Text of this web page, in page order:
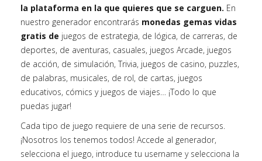
la plataforma en la que quieres que se carguen. En
nuestro generador encontrarás monedas gemas vidas
gratis de juegos de estrategia, de lógica, de carreras, de
deportes, de aventuras, casuales, juegos Arcade, juegos
de acción, de simulación, Trivia, juegos de casino, puzzles,
de palabras, musicales, de rol, de cartas, juegos
educativos, cómics y juegos de viajes… ¡Todo lo que
puedas jugar!
Cada tipo de juego requiere de una serie de recursos.
¡Nosotros los tenemos todos! Accede al generador,
selecciona el juego, introduce tu username y selecciona la